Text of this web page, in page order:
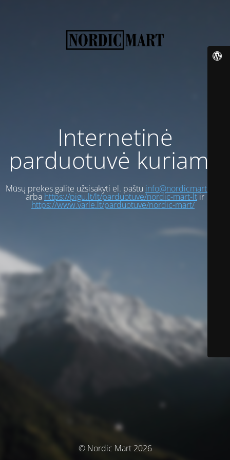
Internetinė
parduotuvė kuriama
Mūsų prekes galite užsisakyti el. paštu info@nordicmart.com
arba https://pigu.lt/lt/parduotuve/nordic-mart-ltir
https://www.varle.lt/parduotuve/nordic-mart/
© Nordic Mart 2026